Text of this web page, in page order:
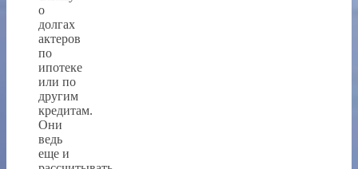
о
долгах
актеров
по
ипотеке
или по
другим
кредитам.
Они
ведь
еще и